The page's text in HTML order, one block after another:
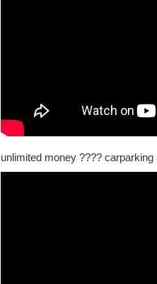
unlimited money ????